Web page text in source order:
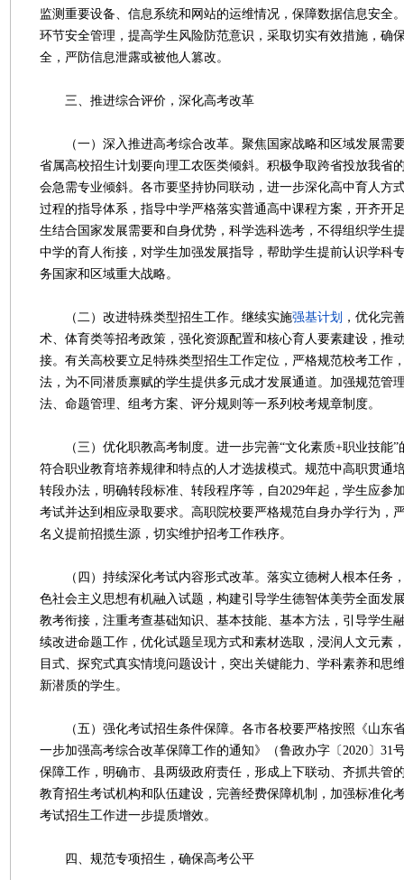
监测重要设备、信息系统和网站的运维情况，保障数据信息安全
环节安全管理，提高学生风险防范意识，采取切实有效措施，确
全，严防信息泄露或被他人篡改。
三、推进综合评价，深化高考改革
（一）深入推进高考综合改革。聚焦国家战略和区域发展需
省属高校招生计划要向理工农医类倾斜。积极争取跨省投放我省
会急需专业倾斜。各市要坚持协同联动，进一步深化高中育人方
过程的指导体系，指导中学严格落实普通高中课程方案，开齐开
生结合国家发展需要和自身优势，科学选科选考，不得组织学生
中学的育人衔接，对学生加强发展指导，帮助学生提前认识学科
务国家和区域重大战略。
（二）改进特殊类型招生工作。继续实施强基计划 ，优化完
术、体育类等招考政策，强化资源配置和核心育人要素建设，推
接。有关高校要立足特殊类型招生工作定位，严格规范校考工作
法，为不同潜质禀赋的学生提供多元成才发展通道。加强规范管
法、命题管理、组考方案、评分规则等一系列校考规章制度。
（三）优化职教高考制度。进一步完善“文化素质+职业技能”
符合职业教育培养规律和特点的人才选拔模式。规范中高职贯通
转段办法，明确转段标准、转段程序等，自2029年起，学生应参
考试并达到相应录取要求。高职院校要严格规范自身办学行为，
名义提前招揽生源，切实维护招考工作秩序。
（四）持续深化考试内容形式改革。落实立德树人根本任务
色社会主义思想有机融入试题，构建引导学生德智体美劳全面发
教考衔接，注重考查基础知识、基本技能、基本方法，引导学生
续改进命题工作，优化试题呈现方式和素材选取，浸润人文元素
目式、探究式真实情境问题设计，突出关键能力、学科素养和思
新潜质的学生。
（五）强化考试招生条件保障。各市各校要严格按照《山东
一步加强高考综合改革保障工作的通知》（鲁政办字〔2020〕31
保障工作，明确市、县两级政府责任，形成上下联动、齐抓共管
教育招生考试机构和队伍建设，完善经费保障机制，加强标准化
考试招生工作进一步提质增效。
四、规范专项招生，确保高考公平